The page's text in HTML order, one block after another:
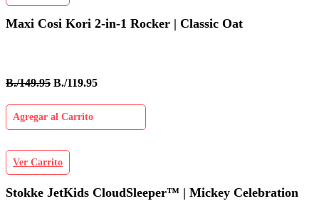
Maxi Cosi Kori 2-in-1 Rocker | Classic Oat
B./149.95 B./119.95
Agregar al Carrito
Ver Carrito
Stokke JetKids CloudSleeper™ | Mickey Celebration